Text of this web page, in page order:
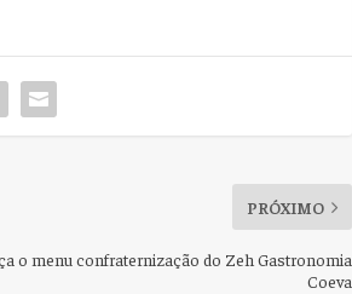
PRÓXIMO
o menu confraternização do Zeh Gastronomia
Coeva